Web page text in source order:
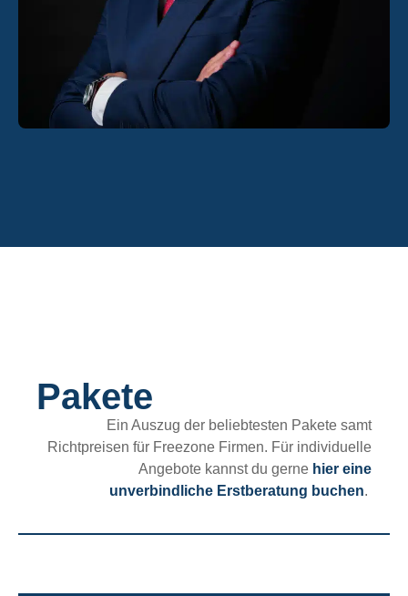
Pakete
Ein Auszug der beliebtesten Pakete samt
Richtpreisen für Freezone Firmen. Für individuelle
Angebote kannst du gerne hier eine
unverbindliche Erstberatung buchen.